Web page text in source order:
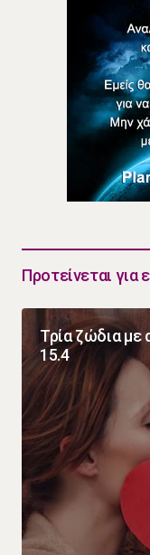
Προτείνεται για
Τρία ζώδια με
15.4